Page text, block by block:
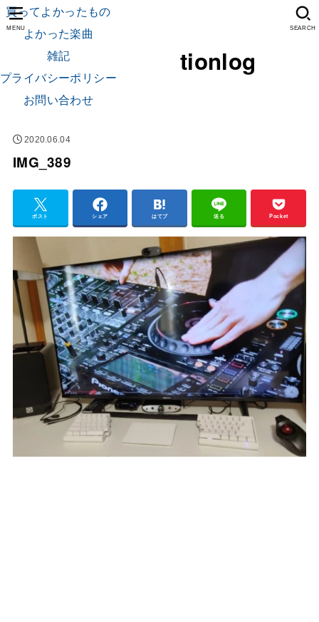
tionlog
買ってよかったもの
よかった楽曲
雑記
プライバシーポリシー
お問い合わせ
SEARCH
MENU
2020.06.04
IMG_389
ポスト シェア はてブ 送る Pocket